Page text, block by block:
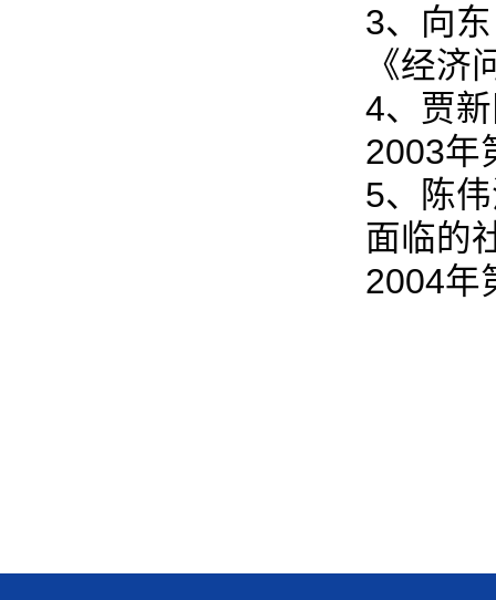
3、向
《经济
4、贾
2003年
5、陈
面临的
2004年